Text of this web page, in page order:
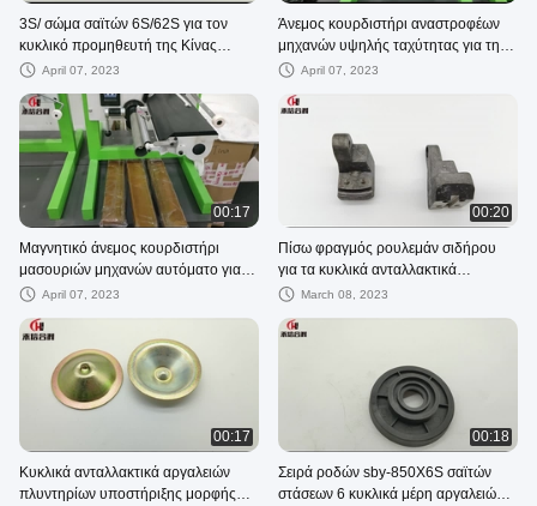
3S/ σώμα σαϊτών 6S/62S για τον
κυκλικό προμηθευτή της Κίνας
ανταλλακτικών μηχανημάτων
April 07, 2023
Άνεμος κουρδιστήρι αναστροφέων
μηχανών υψηλής ταχύτητας για την
πλαστική μηχανή τεντώματος
April 07, 2023
00:17
Μαγνητικό άνεμος κουρδιστήρι
μασουριών μηχανών αυτόματο για
την τεντώνοντας γραμμή εξώθησης
April 07, 2023
00:20
Πίσω φραγμός ρουλεμάν σιδήρου
για τα κυκλικά ανταλλακτικά
αργαλειών
March 08, 2023
00:17
Κυκλικά ανταλλακτικά αργαλειών
πλυντηρίων υποστήριξης μορφής
00:18
Σειρά ροδών sby-850X6S σαϊτών
στάσεων 6 κυκλικά μέρη αργαλειών